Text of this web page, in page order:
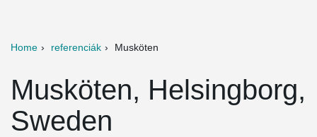
Home referenciák Musköten
Musköten, Helsingborg,
Sweden